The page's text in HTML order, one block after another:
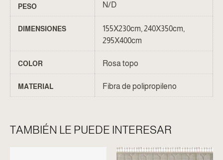
PESO N/D
DIMENSIONES
155X230cm, 240X350cm,
295X400cm
COLOR Rosa topo
MATERIAL Fibra de polipropileno
TAMBIÉN LE PUEDE INTERESAR